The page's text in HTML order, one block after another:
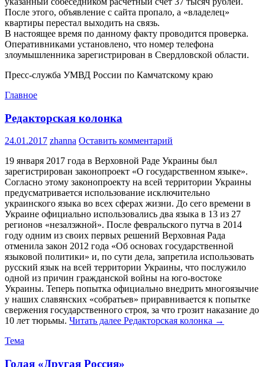
После этого, объявление с сайта пропало, а «владелец»
квартиры перестал выходить на связь.
В настоящее время по данному факту проводится проверка.
Оперативниками установлено, что номер телефона
злоумышленника зарегистрирован в Свердловской области.
Пресс-служба УМВД России по Камчатскому краю
Главное
Редакторская колонка
24.01.2017 zhanna Оставить комментарий
19 января 2017 года в Верховной Раде Украины был
зарегистрирован законопроект «О государственном языке».
Согласно этому законопроекту на всей территории Украины
предусматривается использование исключительно
украинского языка во всех сферах жизни. До сего времени в
Украине официально использовались два языка в 13 из 27
регионов «незалэжной». После февральского путча в 2014
году одним из своих первых решений Верховная Рада
отменила закон 2012 года «Об основах государственной
языковой политики» и, по сути дела, запретила использовать
русский язык на всей территории Украины, что послужило
одной из причин гражданской войны на юго-востоке
Украины. Теперь попытка официально внедрить многоязычие
у наших славянских «собратьев» приравнивается к попытке
свержения государственного строя, за что грозит наказание до
10 лет тюрьмы. Читать далее Редакторская колонка →
Тема
Голая «Другая Россия»